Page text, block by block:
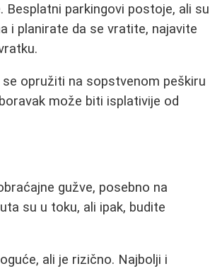
Besplatni parkingovi postoje, ali su
i planirate da se vratite, najavite
opružiti na sopstvenom peškiru
može biti isplativije od
gužve, posebno na
su u toku, ali ipak, budite
ali je rizično. Najbolji i